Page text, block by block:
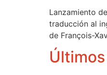
Lanzamiento
traducción al
de François-